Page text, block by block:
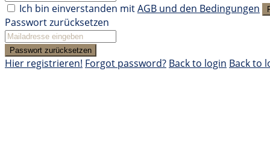
Ich bin einverstanden mitAGB und den Bedingungen
Passwort zurücksetzen
Passwort zurücksetzen
Hier registrieren! Forgot password? Back to login Back to